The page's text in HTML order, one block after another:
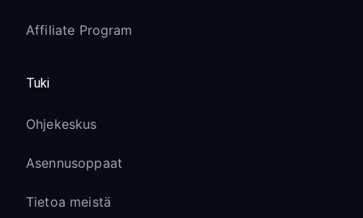
Affiliate Program
Tuki
Ohjekeskus
Asennusoppaat
Tietoa meistä